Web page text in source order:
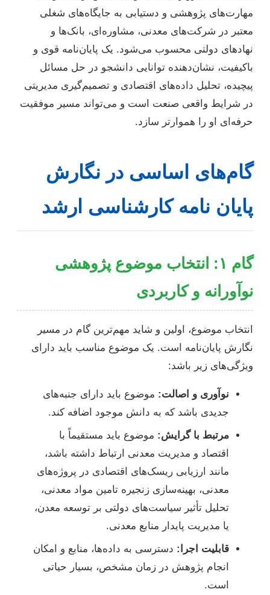
مهارت‌های پژوهشی و دستیابی به جایگاه‌های شغلی
معتبر در شرکت‌های معدنی، مشاوره‌ای، بانک‌ها و
نهادهای دولتی محسوب می‌شود. یک پایان‌نامه قوی و
باکیفیت، نشان‌دهنده توانایی دانشجو در حل مسائل
پیچیده، تحلیل داده‌های اقتصادی و تصمیم‌گیری مدیریتی
در شرایط واقعی صنعت است و می‌تواند مسیر موفقیت
حرفه‌ای او را هموارتر سازد.
گام‌های اساسی در نگارش
پایان نامه کارشناسی ارشد
گام ۱: انتخاب موضوع پژوهشی
نوآورانه و کاربردی
انتخاب موضوع، اولین و شاید مهم‌ترین گام در مسیر
نگارش پایان‌نامه است. یک موضوع مناسب باید دارای
ویژگی‌های زیر باشد:
نوآوری و اصالت: موضوع باید دارای جنبه‌های
جدیدی باشد که به دانش موجود اضافه کند.
مرتبط با گرایش: موضوع باید مستقیماً با
اقتصاد و مدیریت معدنی ارتباط داشته باشد،
مانند ارزیابی ریسک‌های اقتصادی در پروژه‌های
معدنی، بهینه‌سازی زنجیره تامین مواد معدنی،
تحلیل تأثیر سیاست‌های دولتی بر توسعه معدن،
یا مدیریت پایدار منابع معدنی.
قابلیت اجرا: دسترسی به داده‌ها، منابع و امکان
انجام پژوهش در زمان مشخص، بسیار حیاتی
است.